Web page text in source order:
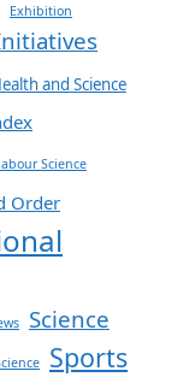
Exhibition
and Science
Science
Order
Science
Sports